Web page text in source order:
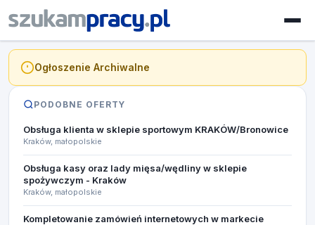
Ogłoszenie Archiwalne
PODOBNE OFERTY
Obsługa klienta w sklepie sportowym KRAKÓW/Bronowice
Kraków, małopolskie
Obsługa kasy oraz lady mięsa/wędliny w sklepie
spożywczym - Kraków
Kraków, małopolskie
Kompletowanie zamówień internetowych w markecie